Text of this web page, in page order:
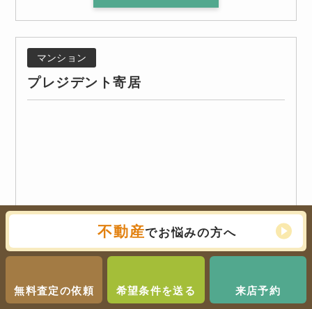
マンション
プレジデント寄居
不動産でお悩みの方へ
無料査定の依頼 希望条件を送る 来店予約